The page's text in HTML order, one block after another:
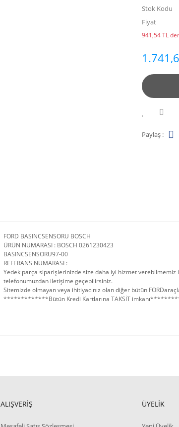
Stok Kodu
Fiyat
941,54 TL
Paylaş :
FORD BASINCSENSORU BOSCH
ÜRÜN NUMARASI : BOSCH 0261230423
BASINCSENSORU97-00
REFERANS NUMARASI :
Yedek parça siparişlerinizde size daha iyi hizmet verebilmemiz
telefonumuzdan iletişime geçebilirsiniz.
Sitemizde olmayan veya ihitiyacınız olan diğer bütün
*************Bütün Kredi Kartlarına TAKSİT
ALIŞVERİŞ ÜYELİK